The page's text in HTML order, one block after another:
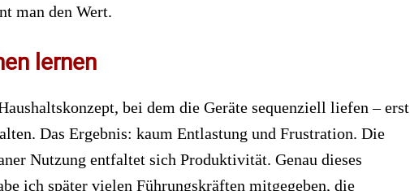
man den Wert.
lernen
bei dem die Geräte sequenziell liefen – erst
Das Ergebnis: kaum Entlastung und Frustration. Die
Nutzung entfaltet sich Produktivität. Genau dieses
ich später vielen Führungskräften mitgegeben, die